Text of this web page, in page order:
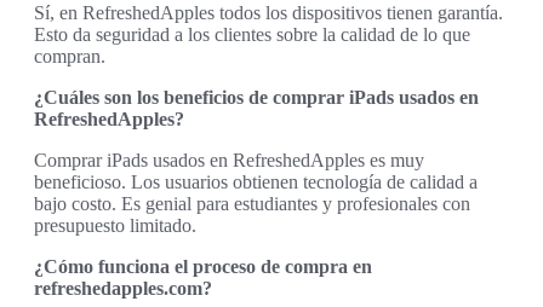
Sí, en RefreshedApples todos los dispositivos tienen garantía.
Esto da seguridad a los clientes sobre la calidad de lo que
compran.
¿Cuáles son los beneficios de comprar iPads usados en
RefreshedApples?
Comprar iPads usados en RefreshedApples es muy
beneficioso. Los usuarios obtienen tecnología de calidad a
bajo costo. Es genial para estudiantes y profesionales con
presupuesto limitado.
¿Cómo funciona el proceso de compra en
refreshedapples.com?